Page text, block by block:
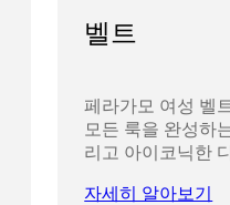
벨트
페라가모 여성 벨
모든 룩을 완성하
리고 아이코닉한
자세히 알아보기